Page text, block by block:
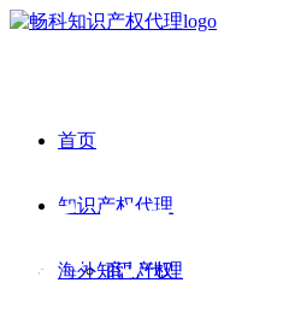
首页
知识产权代理
商标代理
海外知识产权
乐享创